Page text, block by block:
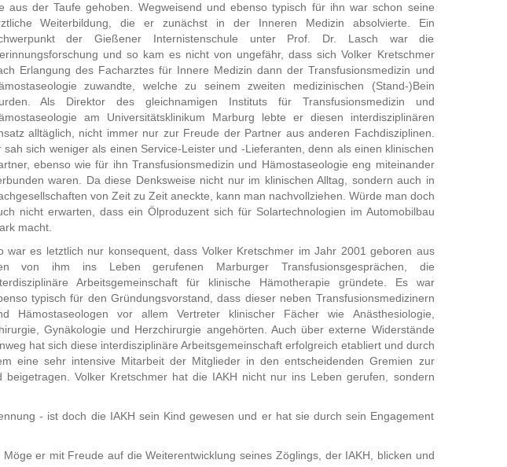
aus der Taufe gehoben. Wegweisend und ebenso typisch für ihn war schon seine
Weiterbildung, die er zunächst in der Inneren Medizin absolvierte. Ein
der Gießener Internistenschule unter Prof. Dr. Lasch war die
und so kam es nicht von ungefähr, dass sich Volker Kretschmer
Erlangung des Facharztes für Innere Medizin dann der Transfusionsmedizin und
zuwandte, welche zu seinem zweiten medizinischen (Stand-)Bein
Als Direktor des gleichnamigen Instituts für Transfusionsmedizin und
am Universitätsklinikum Marburg lebte er diesen interdisziplinären
alltäglich, nicht immer nur zur Freude der Partner aus anderen Fachdisziplinen.
sah sich weniger als einen Service-Leister und -Lieferanten, denn als einen klinischen
ebenso wie für ihn Transfusionsmedizin und Hämostaseologie eng miteinander
waren. Da diese Denksweise nicht nur im klinischen Alltag, sondern auch in
von Zeit zu Zeit aneckte, kann man nachvollziehen. Würde man doch
nicht erwarten, dass ein Ölproduzent sich für Solartechnologien im Automobilbau
macht.
war es letztlich nur konsequent, dass Volker Kretschmer im Jahr 2001 geboren aus
von ihm ins Leben gerufenen Marburger Transfusionsgesprächen, die
Arbeitsgemeinschaft für klinische Hämotherapie gründete. Es war
typisch für den Gründungsvorstand, dass dieser neben Transfusionsmedizinern
Hämostaseologen vor allem Vertreter klinischer Fächer wie Anästhesiologie,
Gynäkologie und Herzchirurgie angehörten. Auch über externe Widerstände
hat sich diese interdisziplinäre Arbeitsgemeinschaft erfolgreich etabliert und durch
eine sehr intensive Mitarbeit der Mitglieder in den entscheidenden Gremien zur
beigetragen. Volker Kretschmer hat die IAKH nicht nur ins Leben gerufen, sondern
- ist doch die IAKH sein Kind gewesen und er hat sie durch sein Engagement
er mit Freude auf die Weiterentwicklung seines Zöglings, der IAKH, blicken und